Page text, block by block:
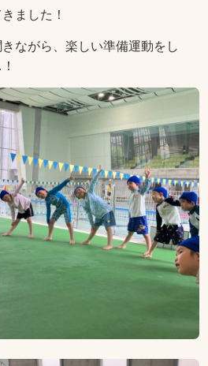
ました！
ながら、楽しい準備運動をし